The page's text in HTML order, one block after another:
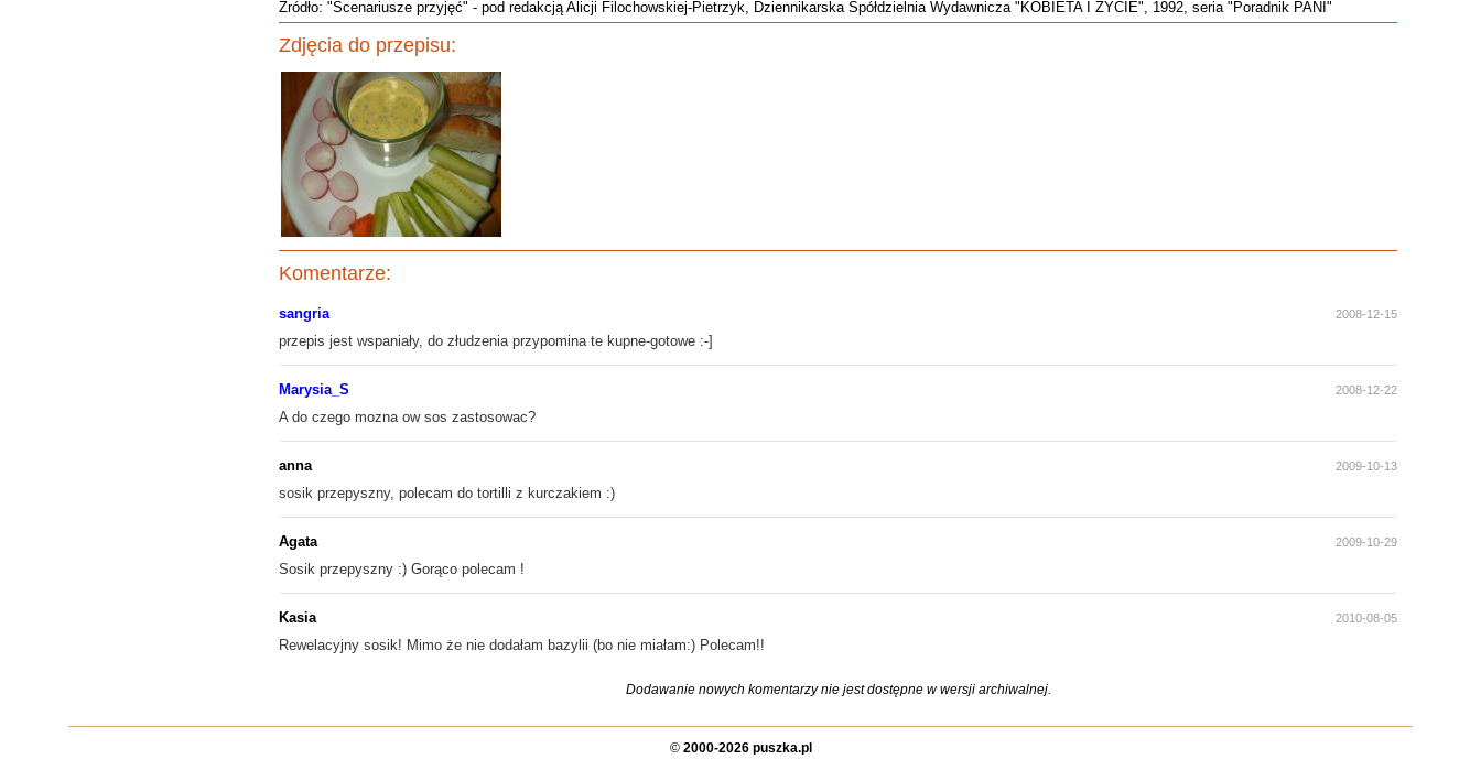
Źródło: "Scenariusze przyjęć" - pod redakcją Alicji Filochowskiej-Pietrzyk, Dziennikarska Spółdzielnia Wydawnicza "KOBIETA I ŻYCIE", 1992, seria "Poradnik PANI"
Zdjęcia do przepisu:
Komentarze:
sangria 2008-12-15
przepis jest wspaniały, do złudzenia przypomina te kupne-gotowe :-]
Marysia_S 2008-12-22
A do czego mozna ow sos zastosowac?
anna 2009-10-13
sosik przepyszny, polecam do tortilli z kurczakiem :)
Agata 2009-10-29
Sosik przepyszny :) Gorąco polecam !
Kasia 2010-08-05
Rewelacyjny sosik! Mimo że nie dodałam bazylii (bo nie miałam:) Polecam!!
Dodawanie nowych komentarzy nie jest dostępne w wersji archiwalnej.
© 2000-2026 puszka.pl